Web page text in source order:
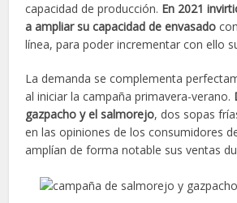
capacidad de producción. En 2021
a ampliar su capacidad de envasado
línea, para poder incrementar con ello
La demanda se complementa
al iniciar la campaña primavera-verano.
gazpacho y el salmorejo, dos sopas
en las opiniones de los consumidores
amplían de forma notable sus ventas